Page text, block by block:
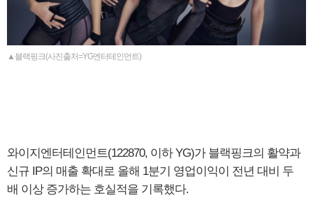
▲블랙핑크(사진출처=YG엔터테인먼트)
와이지엔터테인먼트(122870, 이하 YG)가 블랙핑크의 활약과
신규 IP의 매출 확대로 올해 1분기 영업이익이 전년 대비 두
배 이상 증가하는 호실적을 기록했다.